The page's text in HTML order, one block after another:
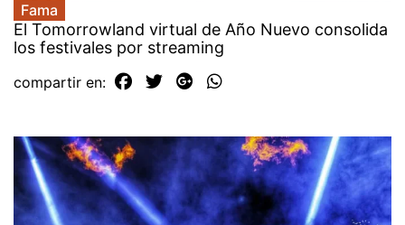
Fama
El Tomorrowland virtual de Año Nuevo consolida
los festivales por streaming
compartir en: